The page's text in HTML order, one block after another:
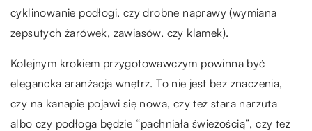
cyklinowanie podłogi, czy drobne naprawy (wymiana
zepsutych żarówek, zawiasów, czy klamek).
Kolejnym krokiem przygotowawczym powinna być
elegancka aranżacja wnętrz. To nie jest bez znaczenia,
czy na kanapie pojawi się nowa, czy też stara narzuta
albo czy podłoga będzie “pachniała świeżością”, czy też